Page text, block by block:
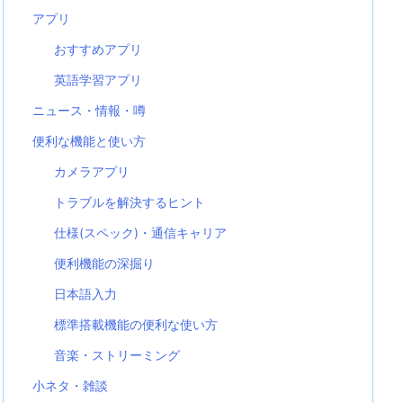
アプリ
おすすめアプリ
英語学習アプリ
ニュース・情報・噂
便利な機能と使い方
カメラアプリ
トラブルを解決するヒント
仕様(スペック)・通信キャリア
便利機能の深掘り
日本語入力
標準搭載機能の便利な使い方
音楽・ストリーミング
小ネタ・雑談